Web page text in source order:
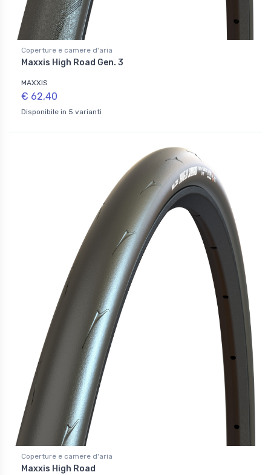
Coperture e camere d'aria
Maxxis High Road Gen. 3
MAXXIS
€ 62,40
Disponibile in 5 varianti
Coperture e camere d'aria
Maxxis High Road